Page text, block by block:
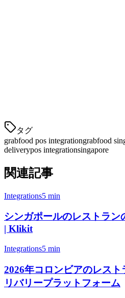
タグ
grabfood pos integrationgrabfood
deliverypos integrationsingapore
関連記事
Integrations5 min
シンガポールのレストラン
| Klikit
Integrations5 min
2026年コロンビアのレス
リバリープラットフォーム